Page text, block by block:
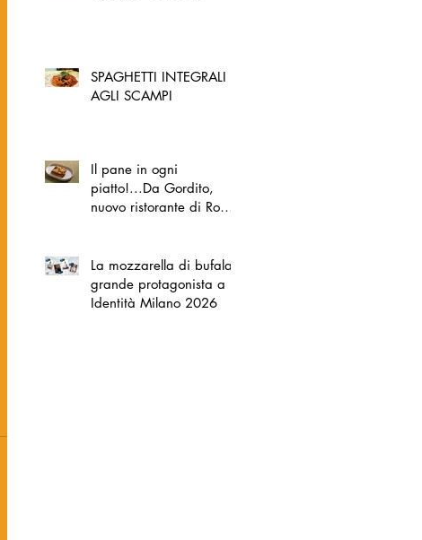
SPAGHETTI INTEGRALI
AGLI SCAMPI
Il pane in ogni
piatto!...Da Gordito,
nuovo ristorante di Roma
La mozzarella di bufala
grande protagonista a
Identità Milano 2026